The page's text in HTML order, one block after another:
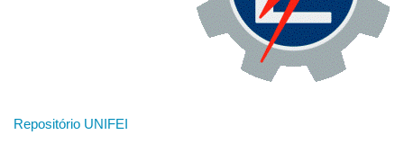
Repositório UNIFEI